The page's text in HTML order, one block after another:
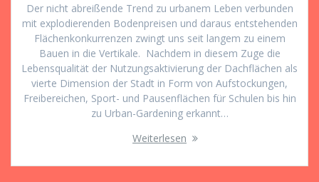
Der nicht abreißende Trend zu urbanem Leben verbunden
mit explodierenden Bodenpreisen und daraus entstehenden
Flächenkonkurrenzen zwingt uns seit langem zu einem
Bauen in die Vertikale. Nachdem in diesem Zuge die
Lebensqualität der Nutzungsaktivierung der Dachflächen als
vierte Dimension der Stadt in Form von Aufstockungen,
Freibereichen, Sport- und Pausenflächen für Schulen bis hin
zu Urban-Gardening erkannt…
Weiterlesen